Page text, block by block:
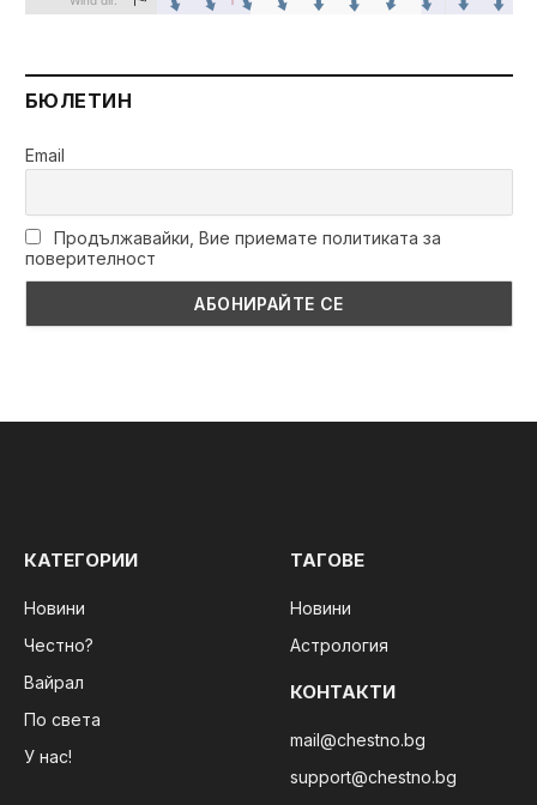
БЮЛЕТИН
Email
Продължавайки, Вие приемате политиката за
поверителност
КАТЕГОРИИ
Новини
Честно?
Вайрал
По света
У нас!
ТАГОВЕ
Новини
Астрология
КОНТАКТИ
mail@chestno.bg
support@chestno.bg